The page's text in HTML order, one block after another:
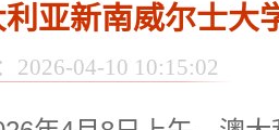
利亚新南威尔士大
2026-04-10 10:15:02